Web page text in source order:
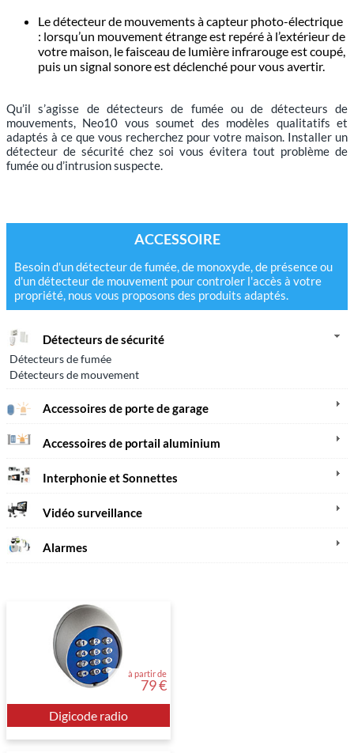
ACCESSOIRE
Besoin d'un détecteur de fumée, de monoxyde, de présence ou
d'un détecteur de mouvement pour controler l'accès à votre
propriété, nous vous proposons des produits adaptés.
Détecteurs de sécurité
Détecteurs de fumée
Détecteurs de mouvement
Accessoires de porte de garage
Accessoires de portail aluminium
Interphonie et Sonnettes
Vidéo surveillance
Alarmes
à partir de
79 €
Digicode radio
Le détecteur de mouvements à capteur photo-électrique
: lorsqu’un mouvement étrange est repéré à l’extérieur de
votre maison, le faisceau de lumière infrarouge est coupé,
puis un signal sonore est déclenché pour vous avertir.
Qu’il s’agisse de détecteurs de fumée ou de détecteurs de
mouvements, Neo10 vous soumet des modèles qualitatifs et
adaptés à ce que vous recherchez pour votre maison. Installer un
détecteur de sécurité chez soi vous évitera tout problème de
fumée ou d’intrusion suspecte.